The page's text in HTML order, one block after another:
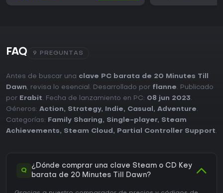
FAQ 9 PREGUNTAS
Antes de buscar una clave PC barata de 20 Minutes Till
Dawn, revisa lo esencial. Desarrollado por flanne. Publicado
por Erabit. Fecha de lanzamiento en PC: 08 jun 2023.
Géneros: Action, Strategy, Indie, Casual , Adventure.
Categorías:
Family Sharing, Single-player, Steam
Achievements, Steam Cloud , Partial Controller Support.
Q
¿Dónde comprar una clave Steam o CD Key
barata de 20 Minutes Till Dawn?